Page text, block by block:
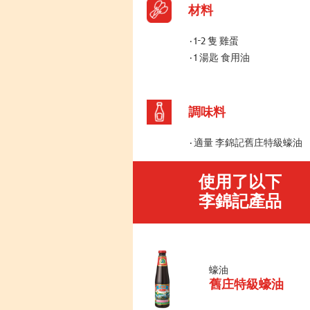
材料
1-2 隻 雞蛋
1 湯匙 食用油
調味料
適量 李錦記舊庄特級蠔油
使用了以下
李錦記產品
蠔油
舊庄特級蠔油